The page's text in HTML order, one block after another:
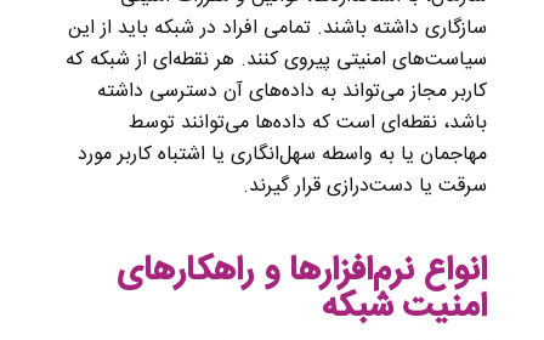
سازگاری داشته باشند. تمامی افراد در شبکه باید از این
سیاست‌های امنیتی پیروی کنند. هر نقطه‌ای از شبکه که
کاربر مجاز می‌تواند به داده‌های آن دسترسی داشته
باشد، نقطه‌ای است که داده‌ها می‌توانند توسط
مهاجمان یا به واسطه سهل‌انگاری یا اشتباه کاربر مورد
سرقت یا دست‌درازی قرار گیرند.
انواع نرم‌افزارها و راهکارهای
امنیت شبکه